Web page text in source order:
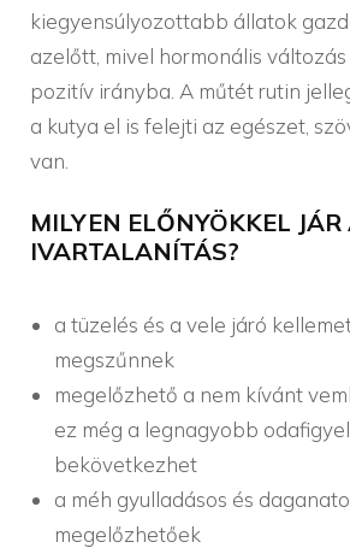
kiegyensúlyozottabb állatok
azelőtt, mivel hormonális
pozitív irányba. A műtét rutin
a kutya el is felejti az egészet,
van.
MILYEN ELŐNYÖKKEL JÁR
IVARTALANÍTÁS?
a tüzelés és a vele járó
megszűnnek
megelőzhető a nem kívánt
ez még a legnagyobb
bekövetkezhet
a méh gyulladásos és
megelőzhetőek